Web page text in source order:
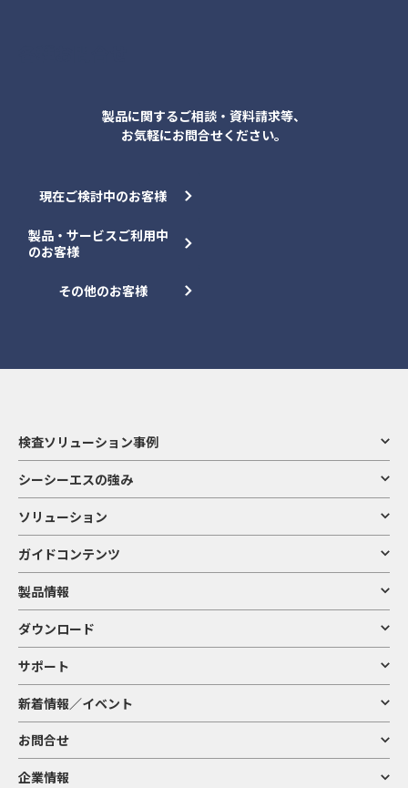
製品に関するご相談・資料請求等、
お気軽にお問合せください。
現在ご検討中のお客様
製品・サービスご利用中
のお客様
その他のお客様
検査ソリューション事例
シーシーエスの強み
ソリューション
ガイドコンテンツ
製品情報
ダウンロード
サポート
新着情報／イベント
お問合せ
企業情報